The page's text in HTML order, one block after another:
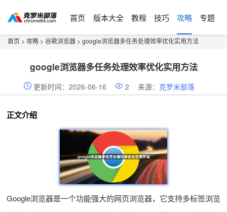
首页 版本大全 教程 技巧 攻略 专题
首页 > 攻略 > 谷歌浏览器 > google浏览器多任务处理效率优化实用方法
google浏览器多任务处理效率优化实用方法
更新时间：2026-06-16 2 来源： 克罗米部落
正文介绍
Google浏览器是一个功能强大的网页浏览器，它支持多标签浏览